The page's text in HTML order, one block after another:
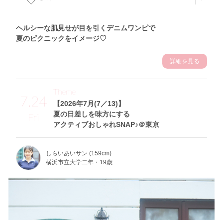
ヘルシーな肌見せが目を引くデニムワンピで
夏のピクニックをイメージ♡
詳細を見る
7.24
Fri
【2026年7月(7／13)】
夏の日差しを味方にする
アクティブおしゃれSNAP♪＠東京
Theme
しらいあいサン (159cm)
横浜市立大学二年・19歳